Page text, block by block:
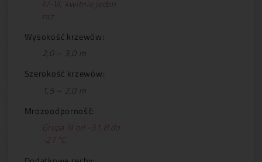
IV-VI, kwitnie jeden
raz
Wysokość krzewów:
2,0 – 3,0 m
Szerokość krzewów:
1,5 – 2,0 m
Mrozoodporność:
Grupa III od -31,8 do
-27°C